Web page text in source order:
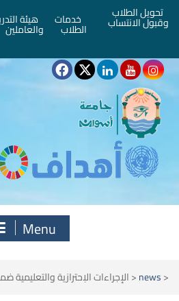
تحويل الطلاب
وقبول الانتساب خدمات
الطلاب
هيئة
والعاملين
Menu
<
news
<الإجراءات الاِحترازية